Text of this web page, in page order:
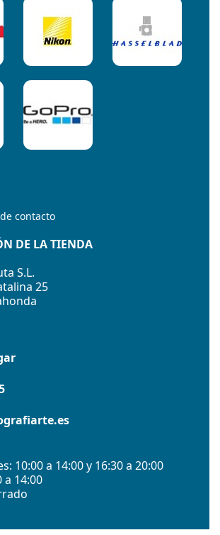
DE LA TIENDA
S.L.
25
10:00 a 14:00 y 16:30 a 20:00
a 14:00